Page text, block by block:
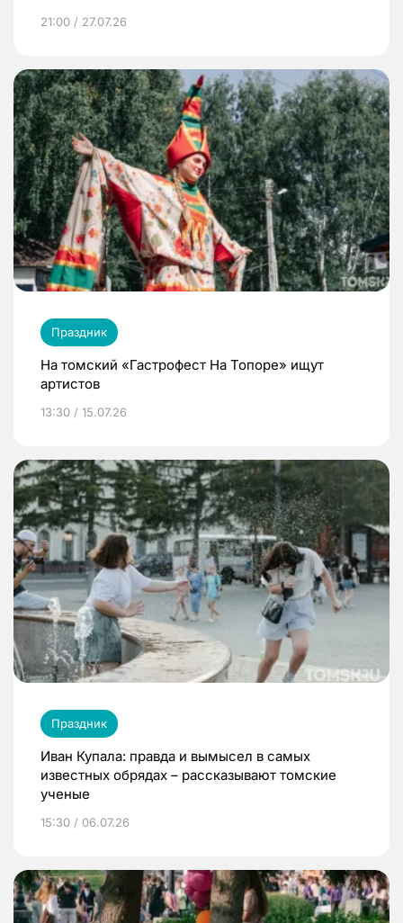
21:00 / 27.07.26
Праздник
На томский «Гастрофест На Топоре» ищут
артистов
13:30 / 15.07.26
Праздник
Иван Купала: правда и вымысел в самых
известных обрядах – рассказывают томские
ученые
15:30 / 06.07.26